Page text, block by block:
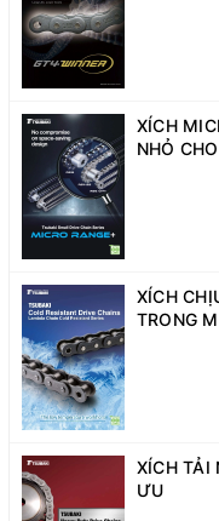
XÍCH
NHỎ
XÍCH
TRONG
XÍCH TẢI
ƯU